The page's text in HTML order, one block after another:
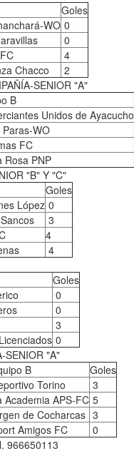
Goles
WO 0
0
4
Chacco
2
SENIOR "A"
B
Unidos de Ayacucho
WO
FC
Rosa PNP
"B" Y "C"
Goles
López 0
3
4
4
Goles
0
0
3
0
SENIOR "A"
B
Goles
Torino
3
Academia APS-FC 5
de Cocharcas 3
Amigos FC
0
966650113